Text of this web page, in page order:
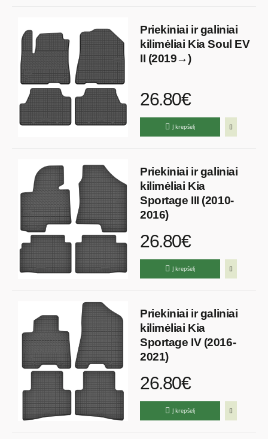
Priekiniai ir galiniai
kilimėliai Kia Soul EV
II (2019→)
26.80€
Į krepšelį
Priekiniai ir galiniai
kilimėliai Kia
Sportage III (2010-
2016)
26.80€
Į krepšelį
Priekiniai ir galiniai
kilimėliai Kia
Sportage IV (2016-
2021)
26.80€
Į krepšelį